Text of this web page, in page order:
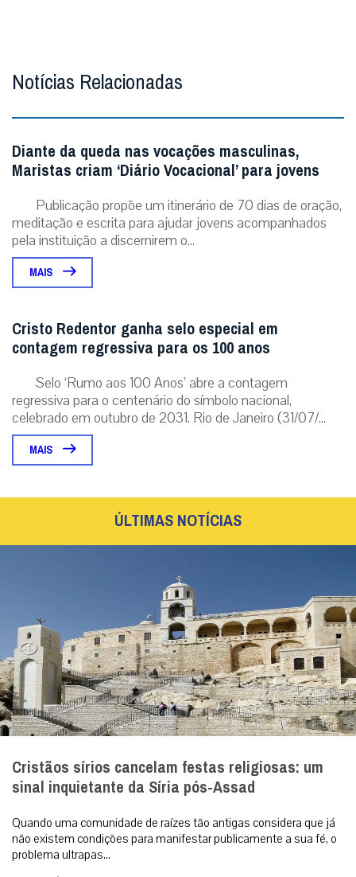
meditação e escrita para ajudar jovens acompanhados
MAIS
Cristo Redentor ganha selo especial em
contagem regressiva para os 100 anos
Selo ‘Rumo aos 100 Anos’ abre a contagem
regressiva para o centenário do símbolo nacional,
MAIS
ÚLTIMAS NOTÍCIAS
Cristãos sírios cancelam festas religiosas: um
sinal inquietante da Síria pós-Assad
Quando uma comunidade de raízes tão antigas considera que já
não existem condições para manifestar publicamente a sua fé, o
07 / Aug |Análise